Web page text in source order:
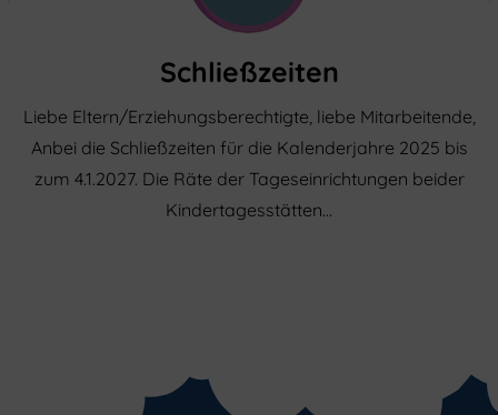
Schließzeiten
Liebe Eltern/Erziehungsberechtigte, liebe Mitarbeitende,
Anbei die Schließzeiten für die Kalenderjahre 2025 bis
zum 4.1.2027. Die Räte der Tageseinrichtungen beider
Kindertagesstätten…